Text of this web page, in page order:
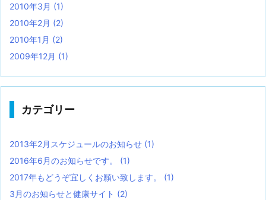
2010年3月 (1)
2010年2月 (2)
2010年1月 (2)
2009年12月 (1)
カテゴリー
2013年2月スケジュールのお知らせ (1)
2016年6月のお知らせです。 (1)
2017年もどうぞ宜しくお願い致します。 (1)
3月のお知らせと健康サイト (2)